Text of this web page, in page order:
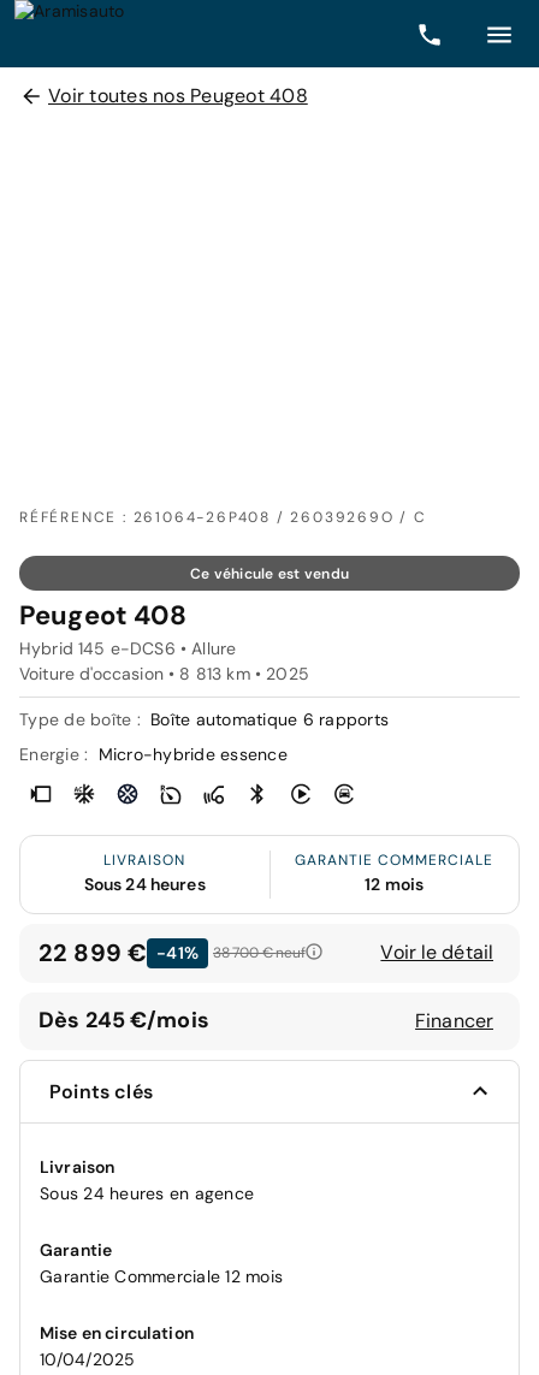
Voir toutes nos Peugeot 408
RÉFÉRENCE : 261064-26P408 / 26039269O / C
Ce véhicule est vendu
Peugeot 408
Hybrid 145 e-DCS6 • Allure
Voiture d'occasion • 8 813 km • 2025
Type de boîte : Boîte automatique 6 rapports
Energie :
Micro-hybride essence
LIVRAISON
Sous 24 heures
GARANTIE COMMERCIALE
12 mois
22 899 € -41% 38 700 €neuf Voir le détail
Dès 245 €/mois Financer
Points clés
Livraison
Sous 24 heures en agence
Garantie
Garantie Commerciale 12 mois
Mise en circulation
10/04/2025